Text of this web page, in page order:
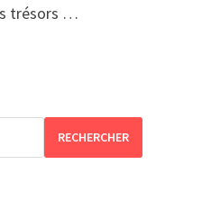
trésors …
RECHERCHER